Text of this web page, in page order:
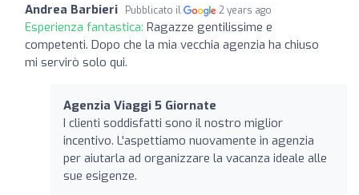
Andrea Barbieri Pubblicato il 2 years ago
Esperienza fantastica: Ragazze gentilissime e
competenti. Dopo che la mia vecchia agenzia ha chiuso
mi servirò solo qui.
Agenzia Viaggi 5 Giornate
I clienti soddisfatti sono il nostro miglior
incentivo. L'aspettiamo nuovamente in agenzia
per aiutarla ad organizzare la vacanza ideale alle
sue esigenze.